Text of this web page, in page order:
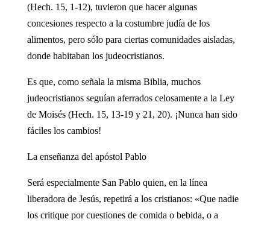
(Hech. 15, 1-12), tuvieron que hacer algunas
concesiones respecto a la costumbre judía de los
alimentos, pero sólo para ciertas comunidades aisladas,
donde habitaban los judeocristianos.
Es que, como señala la misma Biblia, muchos
judeocristianos seguían aferrados celosamente a la Ley
de Moisés (Hech. 15, 13-19 y 21, 20). ¡Nunca han sido
fáciles los cambios!
La enseñanza del apóstol Pablo
Será especialmente San Pablo quien, en la línea
liberadora de Jesús, repetirá a los cristianos: «Que nadie
los critique por cuestiones de comida o bebida, o a